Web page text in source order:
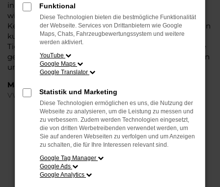
in Sachen Assistenzsysteme und Sicherheit
widerspiegelt. Und dann ist da noch das Design, dass
Kenner sprichwörtlich mit der Zunge schnalzen lässt. In
kurzen Worten: für Frankfurt am Main ist eijn VW
Tiguan Jahreswagen eine perfekte Wahl, alldieweil Sie
gegenüber einem Neuwagen erheblich an Geld sparen
und einen soliden Nachlass bzw. Rabatt erhalten.
Marken
VW
FEHLER: NETWORK ERROR
Beim Laden ist ein Fehler aufgetreten.
Überprüfe deine Firewall und deine
Funktional
Diese Technologien bieten die bestmögliche Funktionalität
der Webseite. Services von Drittanbietern wie Google
Maps, Chats, Fahrzeugbewertungssystem und weitere
werden aktiviert.
YouTube
Google Maps
Google Translator
Statistik und Marketing
Diese Technologien ermöglichen es uns, die Nutzung der
Webseite zu analysieren, um die Leistung zu messen und
zu verbessern. Zudem werden Technologien eingesetzt,
die von dritten Werbetreibenden verwendet werden, um
Sie auf anderen Webseiten zu verfolgen und um Anzeigen
zu schalten, die für Ihre Interessen relevant sind.
Google Tag Manager
Google Ads
Google Analytics